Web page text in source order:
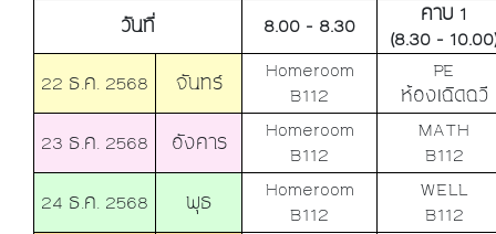
วันที่ 8.00 - 8.30
คาบ 1
(8.30 -
22 ธ.ค. 2568
จันทร์
Homeroom
B112
PE
ห้องเฉิดฉวี
23 ธ.ค. 2568
อังคาร
Homeroom
B112
MATH
B112
24 ธ.ค. 2568
พุธ
Homeroom
B112
WELL
B112